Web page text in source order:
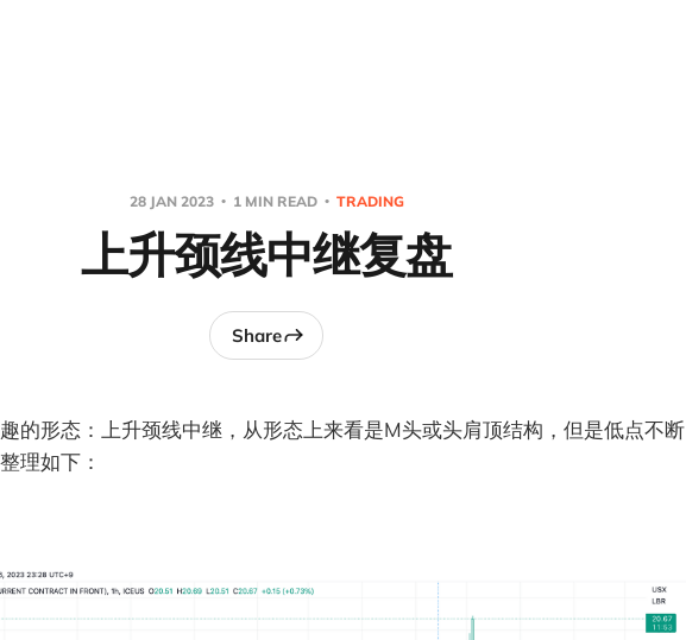
28 JAN 2023 1 MIN READ TRADING
上升颈线中继复盘
Share
的形态：上升颈线中继，从形态上来看是M头或头肩顶结构，但是低点不断
理如下：